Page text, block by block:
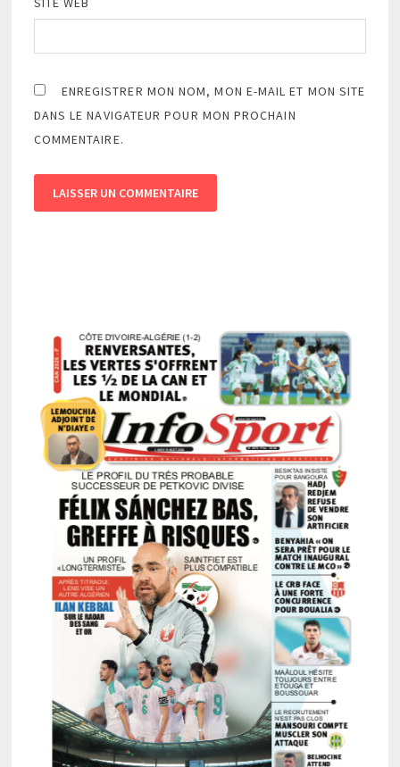
ENREGISTRER MON NOM, MON E-MAIL ET MON SITE
DANS LE NAVIGATEUR POUR MON PROCHAIN
COMMENTAIRE.